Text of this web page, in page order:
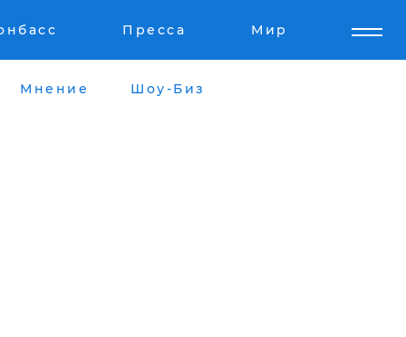
Пресса Мир
Мнение Шоу-Биз